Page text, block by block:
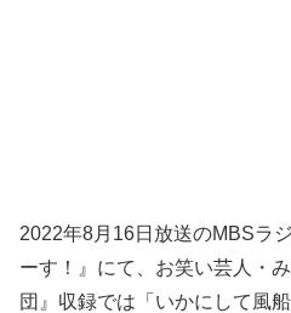
2022年8月16日放送のMBSラ
ーす！』にて、お笑い芸人・
団』収録では「いかにして風